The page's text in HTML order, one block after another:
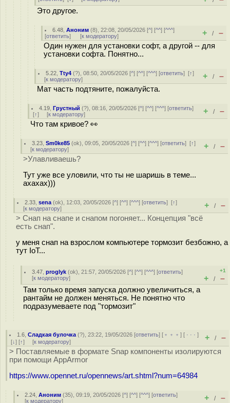
Это другое.
6.48 ,Аноним (8), 22:08, 20/05/2026 [^] [^^] [^^^]
[ответить] [к модератору] + / –
Один нужен для установки софт, а другой -- для
установки софта. Понятно...
5.22 ,Tty4 (?), 08:50, 20/05/2026 [^] [^^] [^^^] [ответить][↑]
[к модератору] + / –
Мат часть подтяните, пожалуйста.
4.19 ,Грустный (?), 08:16, 20/05/2026 [^] [^^] [^^^] [ответить]
[↑] [к модератору] + / –
Что там кривое? 👀
3.23 ,Sm0ke85 (ok), 09:05, 20/05/2026 [^] [^^] [^^^] [ответить][↑]
[к модератору] + / –
>Улавливаешь?
Тут уже все уловили, что ты не шаришь в теме...
ахахах)))
2.33 ,sena (ok), 12:03, 20/05/2026 [^] [^^] [^^^] [ответить][↑]
[к модератору] + / –
> Снап на снапе и снапом погоняет... Концепция "всё
есть снап".
у меня снап на взрослом компьютере тормозит безбожно, а
тут IoT...
3.47 ,proglyk (ok), 21:57, 20/05/2026 [^] [^^] [^^^] [ответить]
[к модератору]
+1
+ / –
Там только время запуска должно увеличиться, а
рантайм не должен меняться. Не понятно что
подразумеваете под "тормозит"
1.6 ,Сладкая булочка (?), 23:22, 19/05/2026 [ответить] [ ﹢﹢﹢] [ · · ·]
[↓] [↑] [к модератору] + / –
> Поставляемые в формате Snap компоненты изолируются
при помощи AppArmor
https://www.opennet.ru/opennews/art.shtml?num=64984
2.24 ,Аноним (35), 09:19, 20/05/2026 [^] [^^] [^^^] [ответить]
[к модератору] + / –